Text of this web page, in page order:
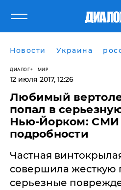
Новости Украина
ДИАЛОГ МИР
12 июля 2017, 12:26
​Любимый
попал в
Нью-Йорком: СМИ
подробности
Частная
совершила жесткую
серьезные